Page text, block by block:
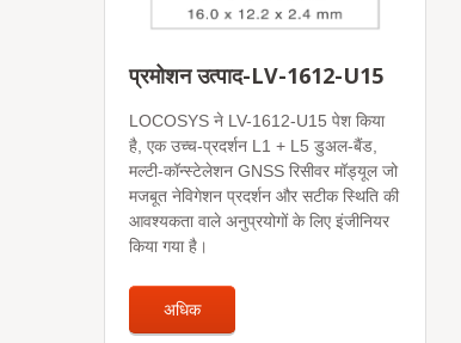
प्रमोशन उत्पाद-LV-1612-U15
LOCOSYS ने LV-1612-U15 पेश किया
है, एक उच्च-प्रदर्शन L1 + L5 डुअल-बैंड,
मल्टी-कॉन्स्टेलेशन GNSS रिसीवर मॉड्यूल जो
मजबूत नेविगेशन प्रदर्शन और सटीक स्थिति की
आवश्यकता वाले अनुप्रयोगों के लिए इंजीनियर
किया गया है।
अधिक